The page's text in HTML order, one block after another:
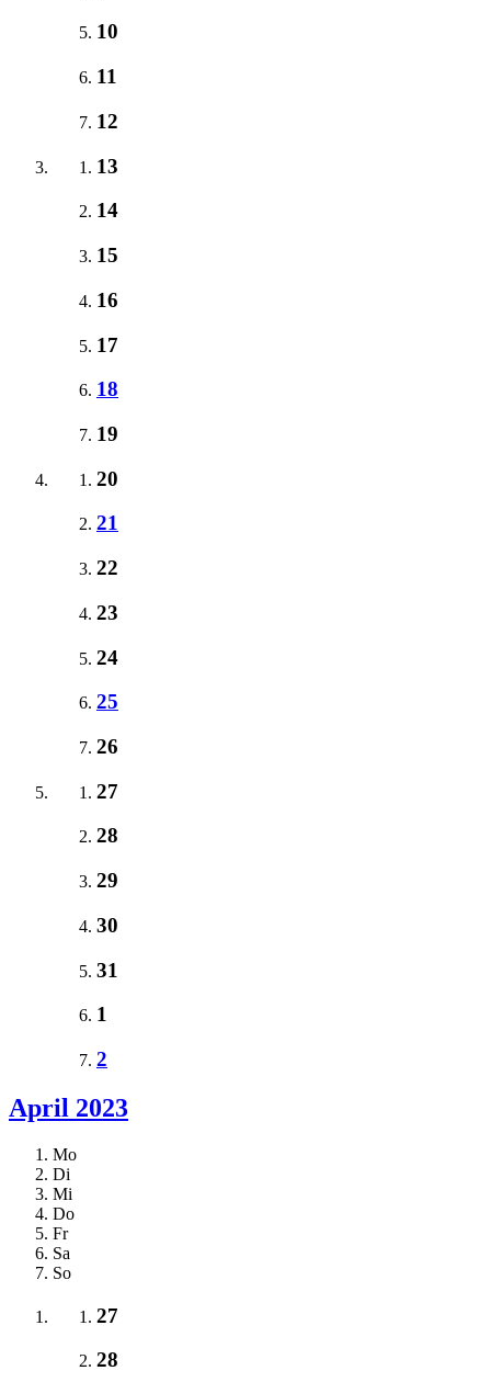
10
11
12
13
14
15
16
17
18
19
20
21
22
23
24
25
26
27
28
29
30
31
1
2
April 2023
Mo
Di
Mi
Do
Fr
Sa
So
27
28